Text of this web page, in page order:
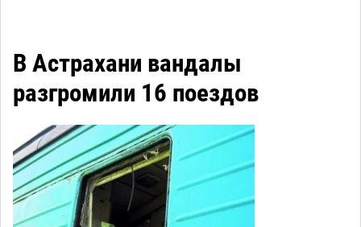
В Астрахани вандалы
разгромили 16 поездов